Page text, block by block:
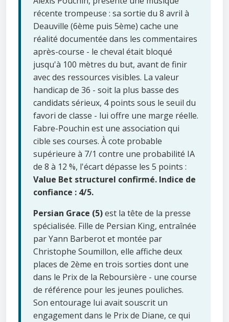
récente trompeuse : sa sortie du 8 avril à
Deauville (6ème puis 5ème) cache une
réalité documentée dans les commentaires
après-course - le cheval était bloqué
jusqu'à 100 mètres du but, avant de finir
avec des ressources visibles. La valeur
handicap de 36 - soit la plus basse des
candidats sérieux, 4 points sous le seuil du
favori de classe - lui offre une marge réelle.
Fabre-Pouchin est une association qui
cible ses courses. À cote probable
supérieure à 7/1 contre une probabilité IA
de 8 à 12 %, l'écart dépasse les 5 points :
Value Bet structurel confirmé. Indice de
confiance : 4/5.
Persian Grace (5)est la tête de la presse
spécialisée. Fille de Persian King, entraînée
par Yann Barberot et montée par
Christophe Soumillon, elle affiche deux
places de 2ème en trois sorties dont une
dans le Prix de la Reboursière - une course
de référence pour les jeunes pouliches.
Son entourage lui avait souscrit un
engagement dans le Prix de Diane, ce qui